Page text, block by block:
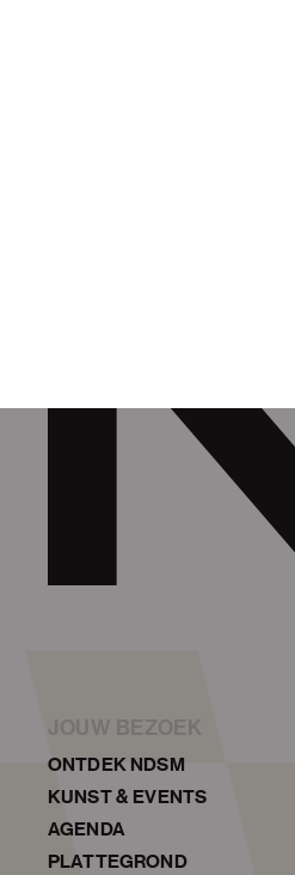
ONTDEK NDSM
KUNST & EVENTS
AGENDA
PLATTEGROND